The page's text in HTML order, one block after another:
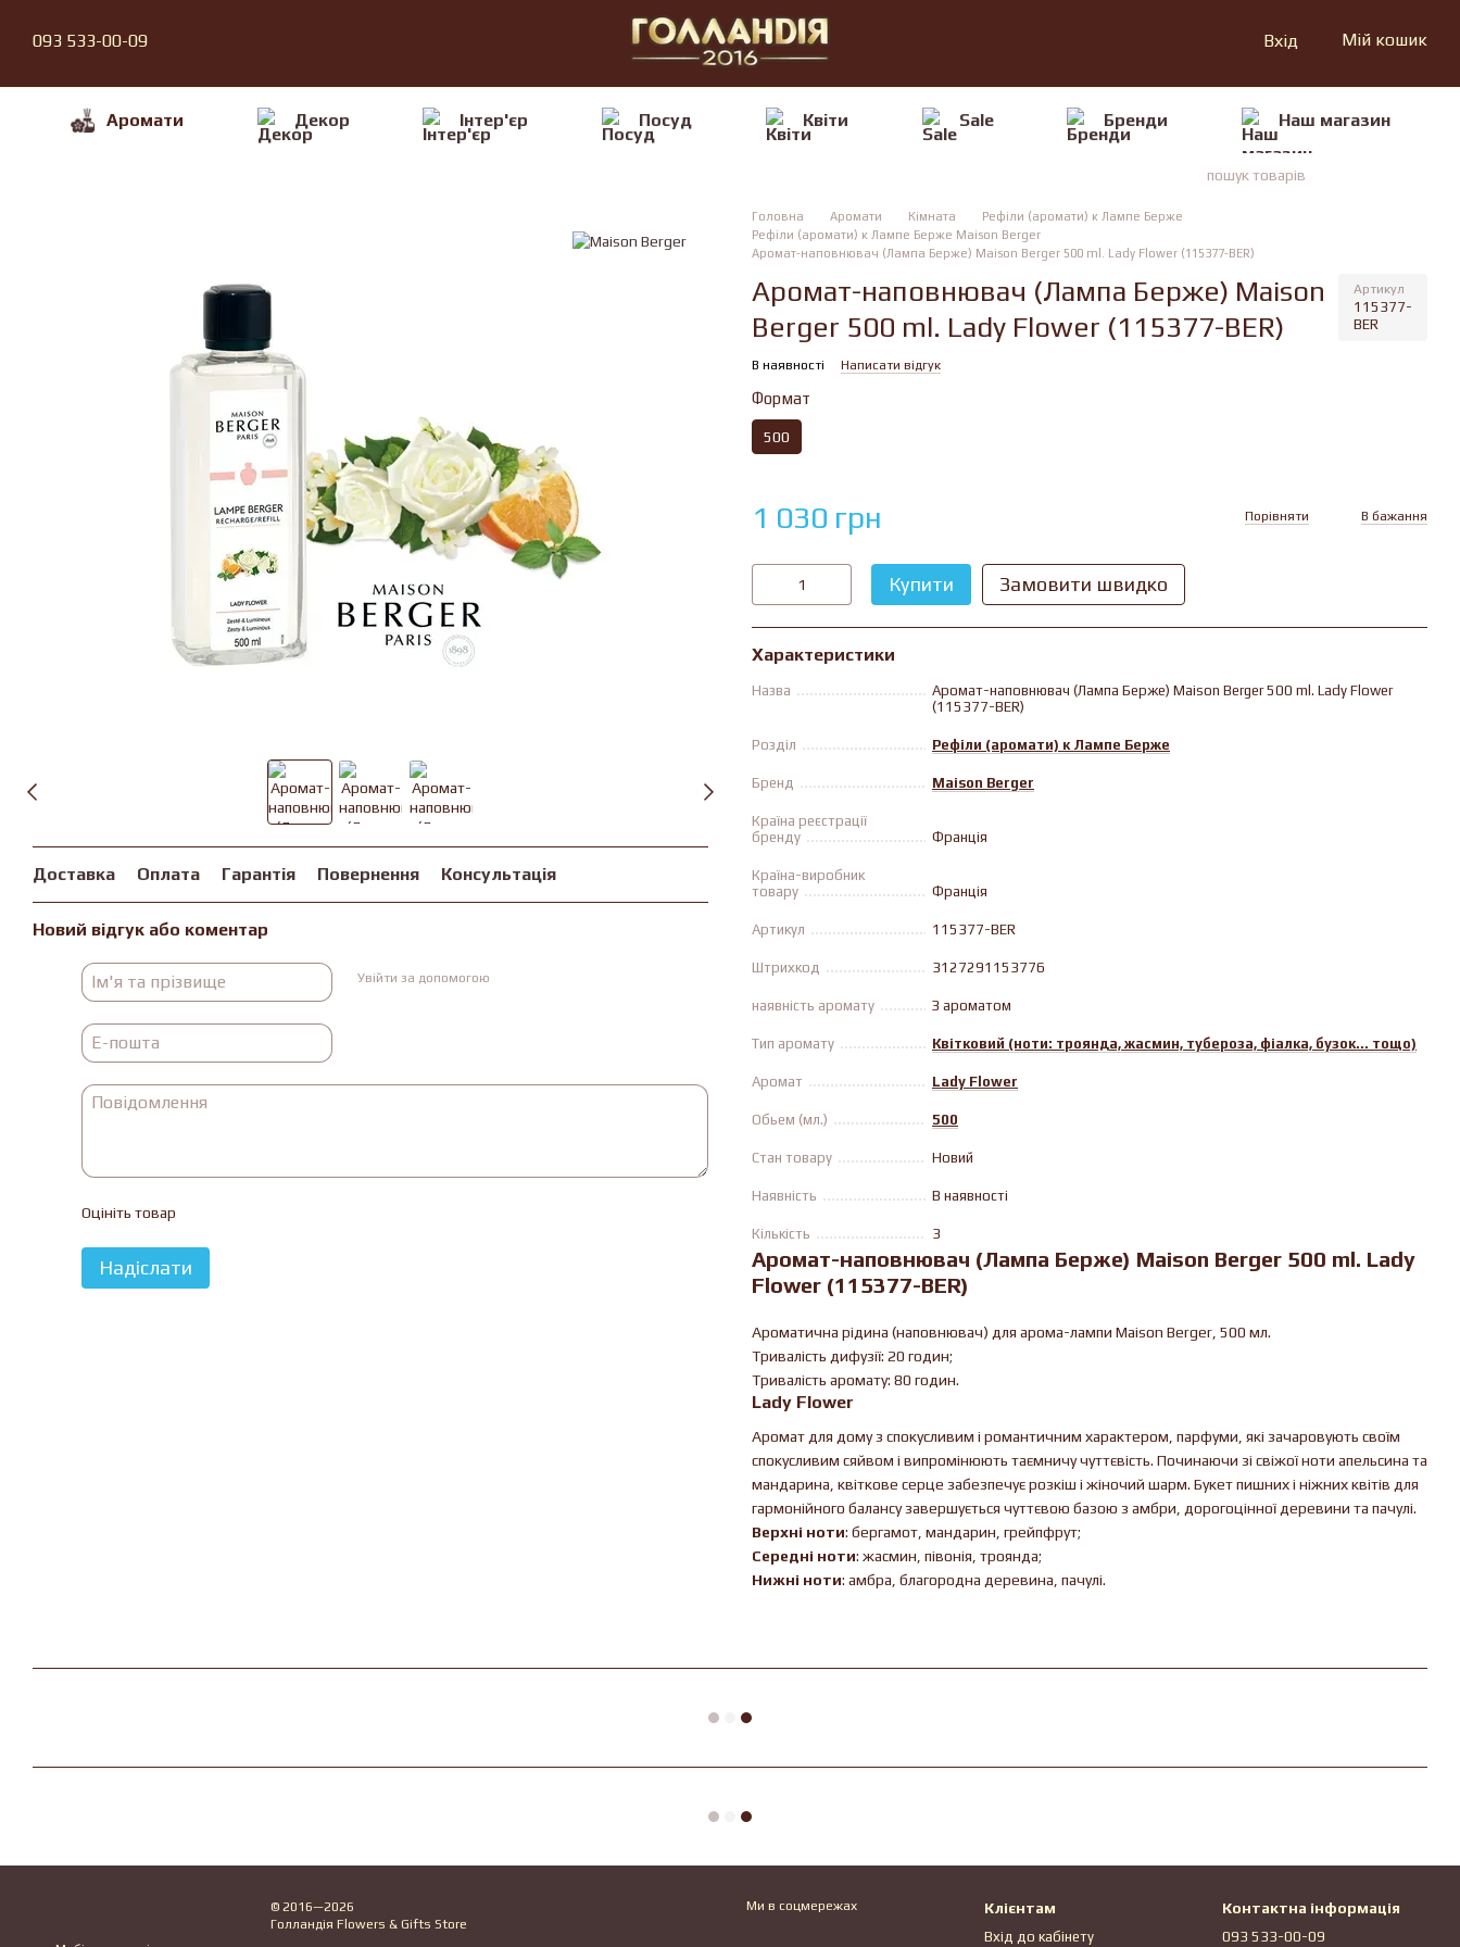
093 533-00-09 Вхід Мій кошик
Аромати Декор Iнтер'єр Посуд Квiти Sale Бренди Наш магазин
Доставка Оплата Гарантія Повернення Консультація
Новий відгук або коментар
Увійти за допомогою
Оцініть товар
Надіслати
Головна Аромати Кімната
Рефіли (аромати) к Лампе Берже
Рефіли (аромати) к Лампе Берже Maison Berger
Аромат-наповнювач (Лампа Берже) Maison Berger 500 ml. Lady Flower (115377-BER)
Аромат-наповнювач (Лампа Берже) Maison
Berger 500 ml. Lady Flower (115377-BER)
Артикул
115377-
BER
В наявності Написати відгук
Формат
500
1 030 грн Порівняти В бажання
Купити Замовити швидко
Характеристики
Назва
Аромат-наповнювач (Лампа Берже) Maison Berger 500 ml. Lady Flower
(115377-BER)
Розділ Рефіли (аромати) к Лампе Берже
Бренд Maison Berger
Країна реєстрації
бренду
Франція
Країна-виробник
товару
Франція
Артикул 115377-BER
Штрихкод 3127291153776
наявність аромату З ароматом
Тип аромату Квітковий (ноти: троянда, жасмин, тубероза, фіалка, бузок... тощо)
Аромат Lady Flower
Обьем (мл.) 500
Стан товару Новий
Наявність В наявності
Кількість 3
Аромат-наповнювач (Лампа Берже) Maison Berger 500 ml. Lady
Flower (115377-BER)
Ароматична рідина (наповнювач) для арома-лампи Maison Berger, 500 мл.
Тривалість дифузії: 20 годин;
Тривалість аромату: 80 годин.
Lady Flower
Аромат для дому з спокусливим і романтичним характером, парфуми, які зачаровують своїм
спокусливим сяйвом і випромінюють таємничу чуттєвість. Починаючи зі свіжої ноти апельсина та
мандарина, квіткове серце забезпечує розкіш і жіночий шарм. Букет пишних і ніжних квітів для
гармонійного балансу завершується чуттєвою базою з амбри, дорогоцінної деревини та пачулі.
Верхні ноти: бергамот, мандарин, грейпфрут;
Середні ноти: жасмин, півонія, троянда;
Нижні ноти: амбра, благородна деревина, пачулі.
© 2016—2026
Голландія Flowers & Gifts Store
Ми в соцмережах Клієнтам
Вхід до кабінету
Контактна інформація
093 533-00-09